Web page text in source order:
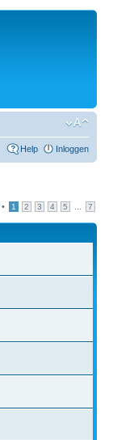
Help Inloggen
• 1 2 3 4 5 7